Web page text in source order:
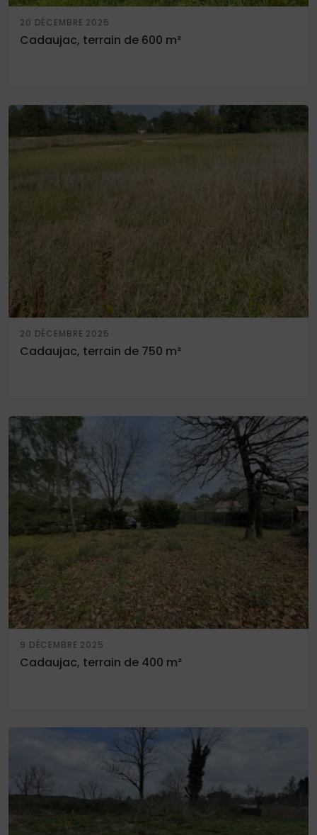
20 DÉCEMBRE 2025
Cadaujac, terrain de 600 m²
20 DÉCEMBRE 2025
Cadaujac, terrain de 750 m²
9 DÉCEMBRE 2025
Cadaujac, terrain de 400 m²